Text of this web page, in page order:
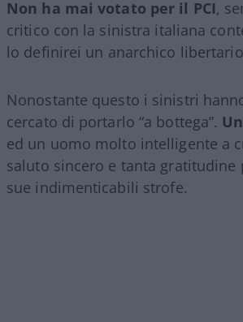
Non ha mai votato per il PCI,
critico con la sinistra italiana
lo definirei un anarchico
Nonostante questo i sinistri
cercato di portarlo “a bottega”.
ed un uomo molto intelligente a
saluto sincero e tanta gratitudine
sue indimenticabili strofe.